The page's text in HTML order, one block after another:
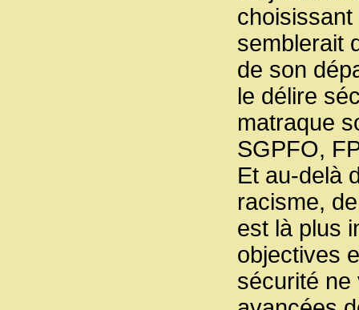
semblerait
de son
le délire
matraque
SGPFO,
Et au-delà
racisme,
est là plus
objectives
sécurité ne